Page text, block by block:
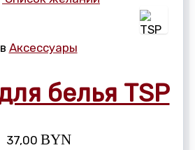
в Аксессуары
белья TSP
37,00 BYN